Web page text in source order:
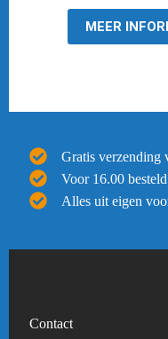
MEER
Gratis verzending
Voor 16.00
Alles uit eigen
Contact